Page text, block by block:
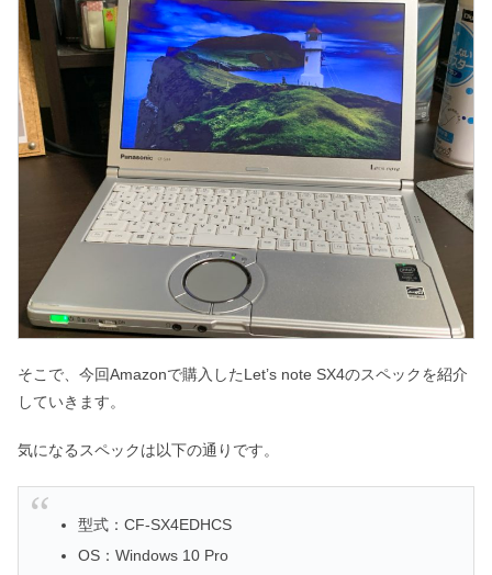
そこで、今回Amazonで購入したLet’s note SX4のスペックを紹介
していきます。
気になるスペックは以下の通りです。
型式：CF-SX4EDHCS
OS：Windows 10 Pro